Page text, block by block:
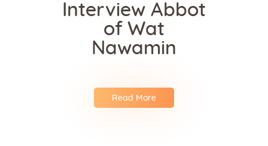
Interview Abbot
of Wat
Nawamin
Read More